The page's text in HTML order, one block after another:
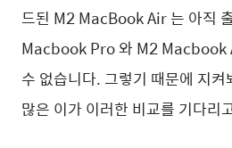
드된 M2 MacBook Air 는 아직
Macbook Pro 와 M2 Macbook
수 없습니다. 그렇기 때문에 지
많은 이가 이러한 비교를 기다리